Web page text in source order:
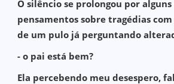
O silêncio se prolongou por
pensamentos sobre tragédias
de um pulo já perguntando
- o pai está bem?
Ela percebendo meu desespero,